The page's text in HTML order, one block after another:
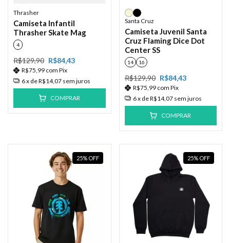
Thrasher
Camiseta Infantil
Thrasher Skate Mag
4
R$129,90 R$84,43
R$75,99 com Pix
6x deR$14,07 sem juros
COMPRAR
Santa Cruz
Camiseta Juvenil Santa
Cruz Flaming Dice Dot
Center SS
14 16
R$129,90 R$84,43
R$75,99 com Pix
6x deR$14,07 sem juros
COMPRAR
25% OFF 25% OFF